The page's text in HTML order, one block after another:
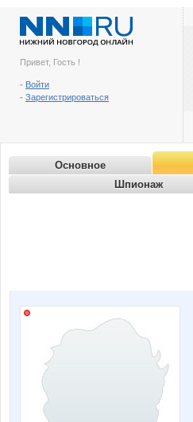
Привет, Гость !
- Войти
- Зарегистрироваться
Основное
Шпионаж